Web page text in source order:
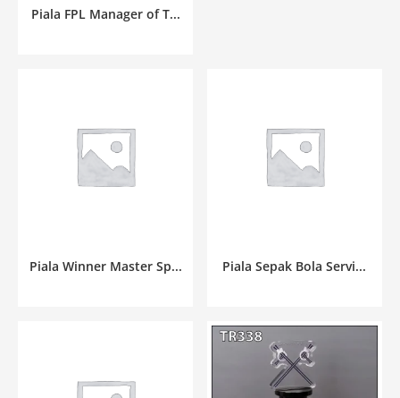
Piala FPL Manager of T...
Piala Winner Master Sp... Piala Sepak Bola Servi...